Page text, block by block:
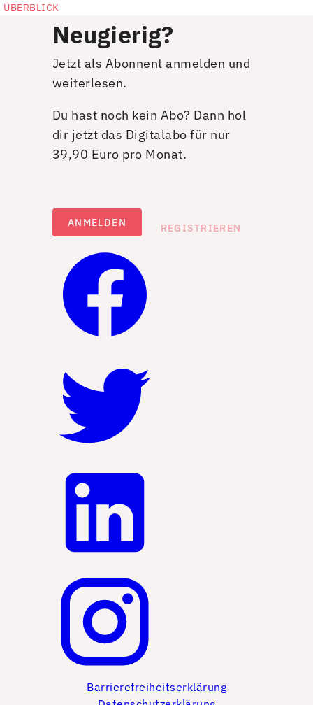
ÜBERBLICK
Neugierig?
Jetzt als Abonnent anmelden und
weiterlesen.
Du hast noch kein Abo? Dann hol
dir jetzt das Digitalabo für nur
39,90 Euro pro Monat.
ANMELDEN REGISTRIEREN
Barrierefreiheitserklärung